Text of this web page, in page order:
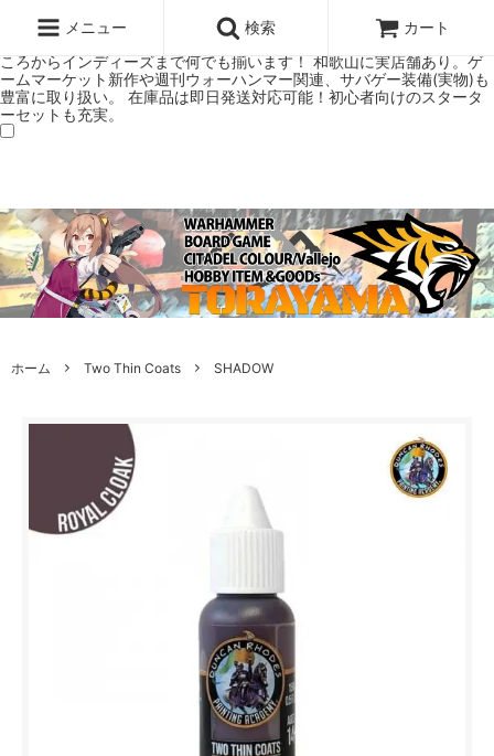
ミアムショップTORAYAMA。通販・オンラインショップです！ ウォー
ハンマーとボードゲームのことなら当店へ！ボードゲームもメジャーど
ころからインディーズまで何でも揃います！ 和歌山に実店舗あり。ゲ
ームマーケット新作や週刊ウォーハンマー関連、サバゲー装備(実物)も
豊富に取り扱い。 在庫品は即日発送対応可能！初心者向けのスタータ
ーセットも充実。
メニュー 検索 カート
ホーム Two Thin Coats SHADOW